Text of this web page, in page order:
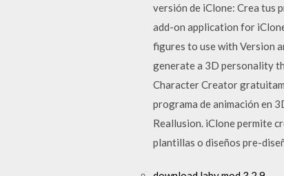
versión de iClone: Crea tus
add-on application for
figures to use with Version
generate a 3D personality
Character Creator
programa de animación en
Reallusion. iClone permite
plantillas o diseños pre-